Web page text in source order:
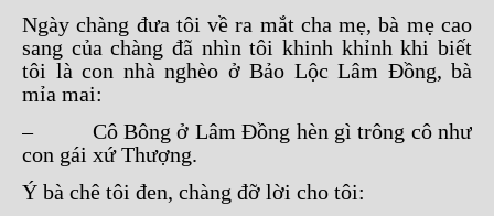
Ngày chàng đưa tôi về ra mắt cha mẹ, bà mẹ cao
sang của chàng đã nhìn tôi khinh khỉnh khi biết
tôi là con nhà nghèo ở Bảo Lộc Lâm Đồng, bà
mỉa mai:
– Cô Bông ở Lâm Đồng hèn gì trông cô như
con gái xứ Thượng.
Ý bà chê tôi đen, chàng đỡ lời cho tôi: